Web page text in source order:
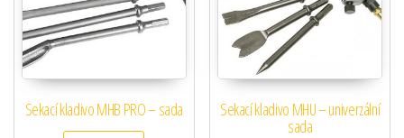
Sekací kladivo MHB PRO – sada Sekací kladivo MHU – univerzální
sada